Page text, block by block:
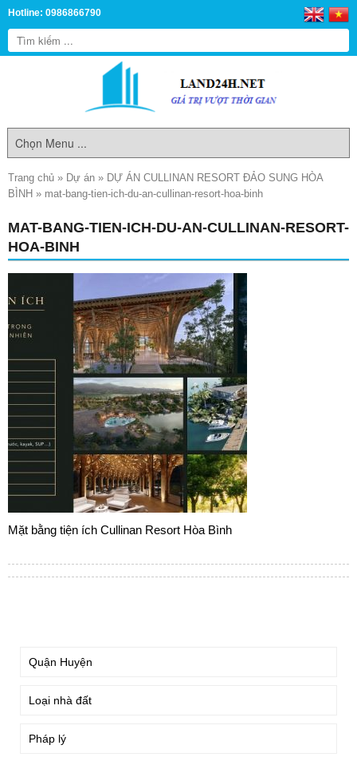
Hotline: 0986866790
Trang chủ » Dự án » DỰ ÁN CULLINAN RESORT ĐẢO SUNG HÒA
BÌNH » mat-bang-tien-ich-du-an-cullinan-resort-hoa-binh
MAT-BANG-TIEN-ICH-DU-AN-CULLINAN-RESORT-
HOA-BINH
Mặt bằng tiện ích Cullinan Resort Hòa Bình